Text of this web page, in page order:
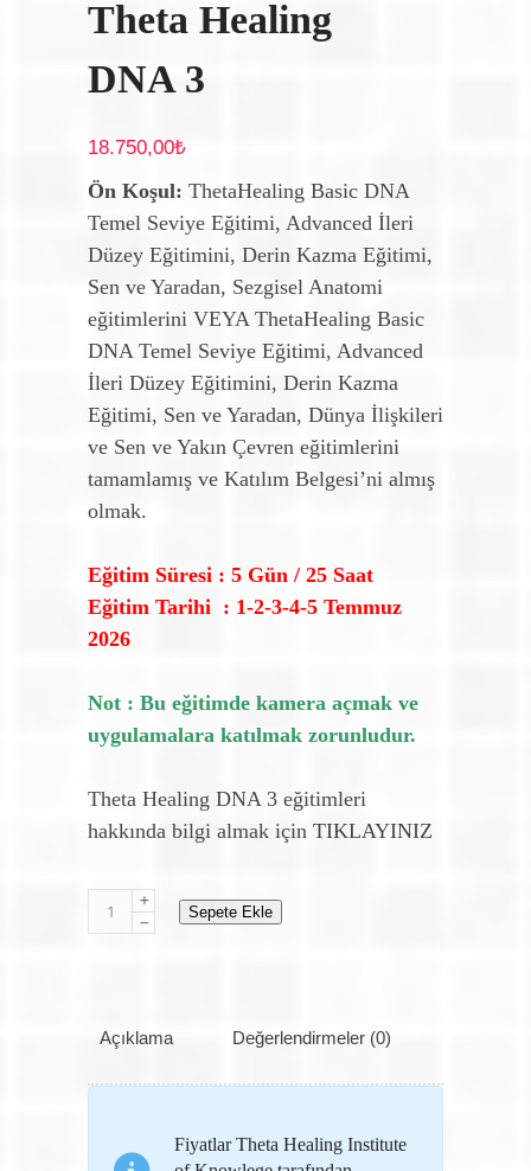
Theta Healing
DNA 3
18.750,00₺
Ön Koşul: ThetaHealing Basic DNA
Temel Seviye Eğitimi, Advanced İleri
Düzey Eğitimini, Derin Kazma Eğitimi,
Sen ve Yaradan, Sezgisel Anatomi
eğitimlerini VEYA ThetaHealing Basic
DNA Temel Seviye Eğitimi, Advanced
İleri Düzey Eğitimini, Derin Kazma
Eğitimi, Sen ve Yaradan, Dünya İlişkileri
ve Sen ve Yakın Çevren eğitimlerini
tamamlamış ve Katılım Belgesi’ni almış
olmak.
Eğitim Süresi : 5 Gün / 25 Saat
Eğitim Tarihi : 1-2-3-4-5 Temmuz
2026
Not : Bu eğitimde kamera açmak ve
uygulamalara katılmak zorunludur.
Theta Healing DNA 3 eğitimleri
hakkında bilgi almak için TIKLAYINIZ
Theta
Healing
Sepete Ekle
Açıklama Değerlendirmeler (0)
Fiyatlar Theta Healing Institute